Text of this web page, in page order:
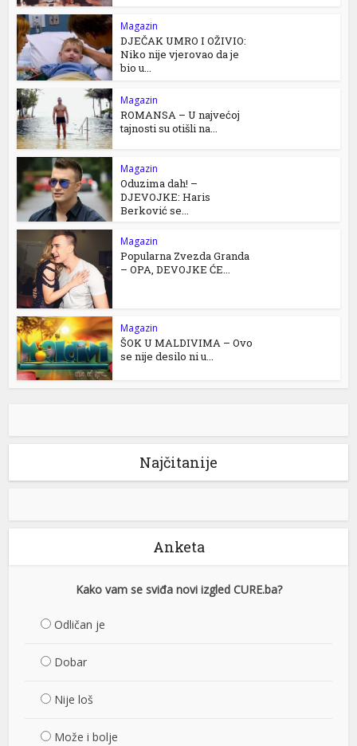
Magazin
DJEČAK UMRO I OŽIVIO:
Niko nije vjerovao da je
bio u...
Magazin
ROMANSA – U najvećoj
tajnosti su otišli na...
Magazin
Oduzima dah! –
DJEVOJKE: Haris
Berković se...
Magazin
Popularna Zvezda Granda
– OPA, DEVOJKE ĆE...
Magazin
ŠOK U MALDIVIMA – Ovo
se nije desilo ni u...
Najčitanije
Anketa
Kako vam se sviđa novi izgled CURE.ba?
Odličan je
Dobar
Nije loš
Može i bolje